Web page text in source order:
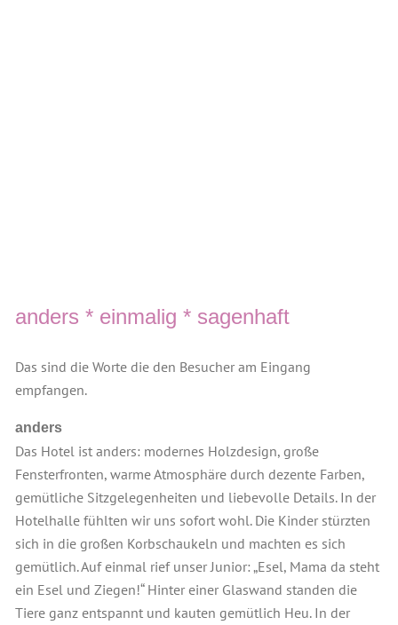
anders * einmalig * sagenhaft
Das sind die Worte die den Besucher am Eingang
empfangen.
anders
Das Hotel ist anders: modernes Holzdesign, große
Fensterfronten, warme Atmosphäre durch dezente Farben,
gemütliche Sitzgelegenheiten und liebevolle Details. In der
Hotelhalle fühlten wir uns sofort wohl. Die Kinder stürzten
sich in die großen Korbschaukeln und machten es sich
gemütlich. Auf einmal rief unser Junior: „Esel, Mama da steht
ein Esel und Ziegen!“ Hinter einer Glaswand standen die
Tiere ganz entspannt und kauten gemütlich Heu. In der